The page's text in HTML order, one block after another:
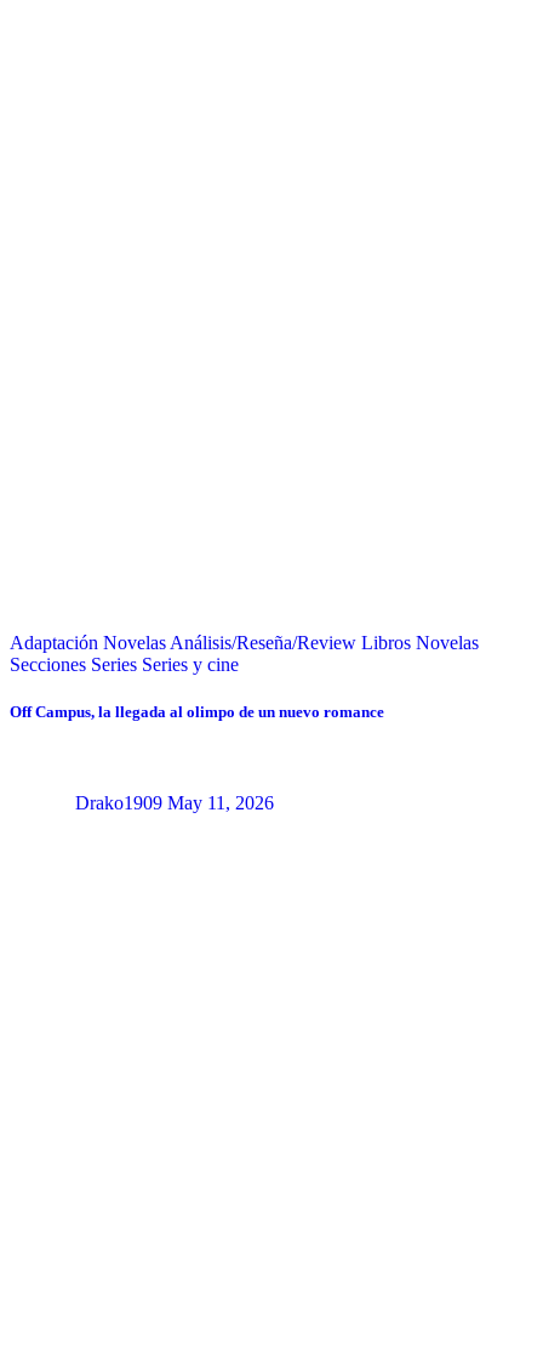
Adaptación Novelas Análisis/Reseña/Review Libros Novelas
Secciones Series Series y cine
Off Campus, la llegada al olimpo de un nuevo romance
Drako1909 May 11, 2026